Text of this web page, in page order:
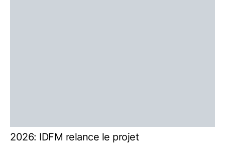
2026: IDFM relance le projet